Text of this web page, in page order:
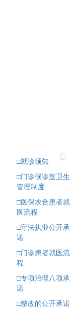
Next
□就诊须知
□门诊候诊室卫生
管理制度
□医保农合患者就
医流程
□守法执业公开承
诺
□门诊患者就医流
程
□专项治理八项承
诺
□整改的公开承诺